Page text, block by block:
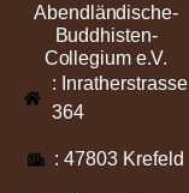
Abendländische-
Buddhisten-
Collegium e.V.
: Inratherstrasse
364
: 47803 Krefeld